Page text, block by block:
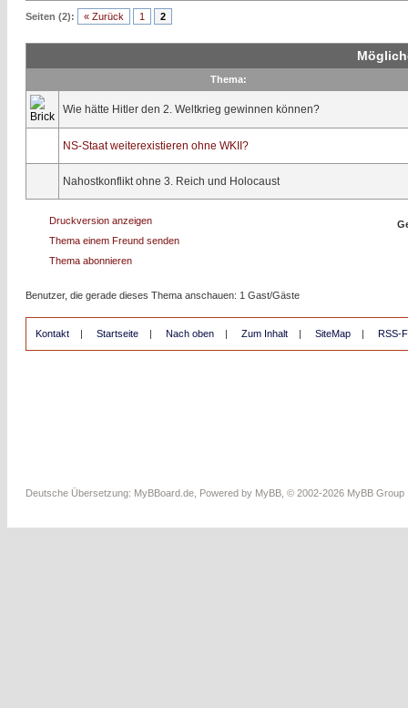
Seiten (2): « Zurück 1 2
Thema:
Wie hätte Hitler den 2. Weltkrieg gewinnen können?
NS-Staat weiterexistieren ohne WKII?
Nahostkonflikt ohne 3. Reich und Holocaust
Druckversion anzeigen
Thema einem Freund senden
Thema abonnieren
Benutzer, die gerade dieses Thema anschauen: 1 Gast/Gäste
Kontakt | Startseite | Nach oben | Zum Inhalt | SiteMap | RSS-
Deutsche Übersetzung: MyBBoard.de , Powered by MyBB , © 2002-2026 MyBB Group